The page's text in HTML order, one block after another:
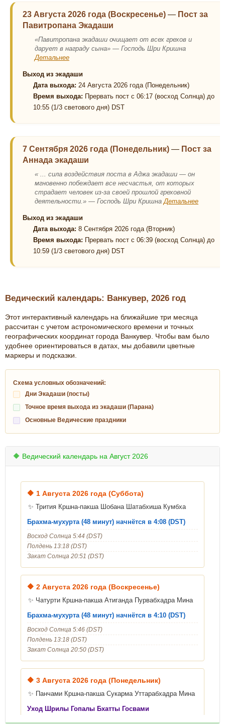
23 Августа 2026 года (Воскресенье) — Пост за
Павитропана Экадаши
«Павитропана экадаши очищает от всех грехов и
дарует в награду сына» — Господь Шри Кришна
Детальнее
Выход из экадаши
Дата выхода: 24 Августа 2026 года (Понедельник)
Время выхода: Прервать пост с 06:17 (восход Солнца) до
10:55 (1/3 светового дня) DST
7 Сентября 2026 года (Понедельник) — Пост за
Аннада экадаши
« ... сила воздействия поста в Аджа экадаши — он
мгновенно побеждает все несчастья, от которых
страдает человек из-за своей прошлой греховной
деятельности.» — Господь Шри КришнаДетальнее
Выход из экадаши
Дата выхода: 8 Сентября 2026 года (Вторник)
Время выхода: Прервать пост с 06:39 (восход Солнца) до
10:59 (1/3 светового дня) DST
Ведический календарь: Ванкувер, 2026 год
Этот интерактивный календарь на ближайшие три месяца
рассчитан с учетом астрономического времени и точных
географических координат города Ванкувер. Чтобы вам было
удобнее ориентироваться в датах, мы добавили цветные
маркеры и подсказки.
Схема условных обозначений:
Дни Экадаши (посты)
Точное время выхода из экадаши (Парана)
Основные Ведические праздники
🔶 Ведический календарь на Август 2026
🔶 1 Августа 2026 года (Суббота)
✨ Трития Кршна-пакша Шобана Шатабхиша Кумбха
Брахма-мухурта (48 минут) начнётся в 4:08 (DST)
Восход Солнца 5:44 (DST)
Полдень 13:18 (DST)
Закат Солнца 20:51 (DST)
🔶 2 Августа 2026 года (Воскресенье)
✨ Чатурти Кршна-пакша Атиганда Пурвабхадра Мина
Брахма-мухурта (48 минут) начнётся в 4:10 (DST)
Восход Солнца 5:46 (DST)
Полдень 13:18 (DST)
Закат Солнца 20:50 (DST)
🔶 3 Августа 2026 года (Понедельник)
✨ Панчами Кршна-пакша Сукарма Уттарабхадра Мина
Уход Шрилы Гопалы Бхатты Госвами
Брахма-мухурта (48 минут) начнётся в 4:11 (DST)